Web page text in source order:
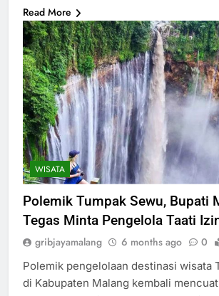
Read More
WISATA
Polemik Tumpak Sewu, Bupati
Tegas Minta Pengelola Taati
gribjayamalang 6 months ago 0
Polemik pengelolaan destinasi wisata
di Kabupaten Malang kembali